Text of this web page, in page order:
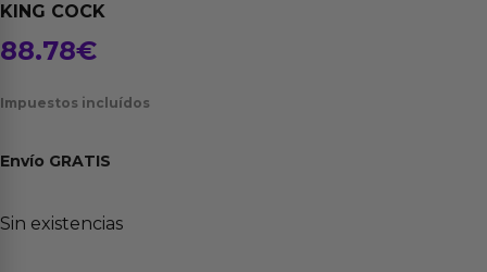
KING COCK
88.78€
Impuestos incluídos
Envío GRATIS
Sin existencias